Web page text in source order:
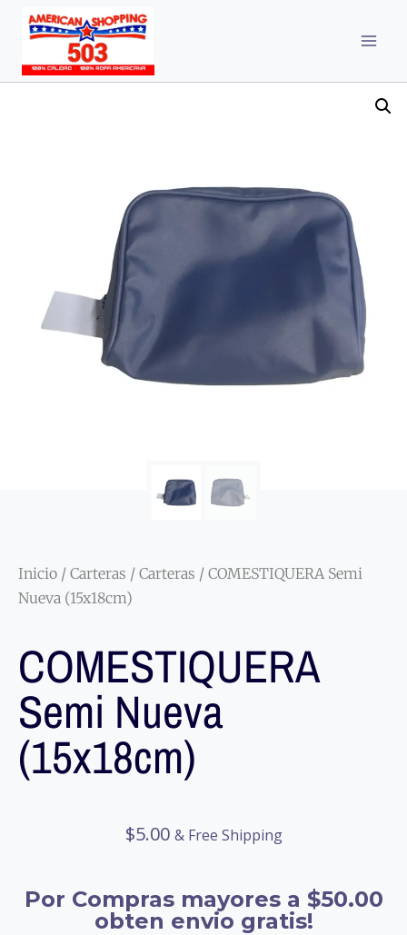
Inicio / Carteras / Carteras / COMESTIQUERA Semi
Nueva (15x18cm)
COMESTIQUERA
Semi Nueva
(15x18cm)
$5.00 & Free Shipping
Por Compras mayores a $50.00
obten envio gratis!